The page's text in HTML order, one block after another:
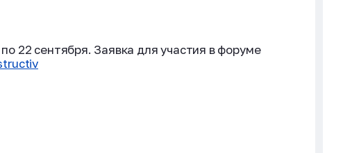
22 сентября. Заявка для участия в форуме